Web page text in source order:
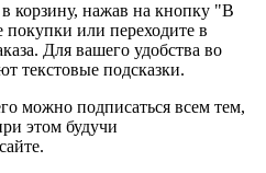
корзину, нажав на кнопку "В
покупки или переходите в
Для вашего удобства во
текстовые подсказки.
можно подписаться всем тем,
этом будучи